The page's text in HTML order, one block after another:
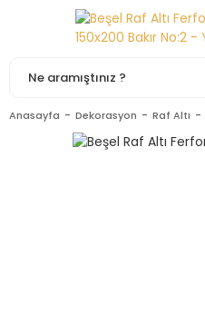
Anasayfa Dekorasyon Raf Altı